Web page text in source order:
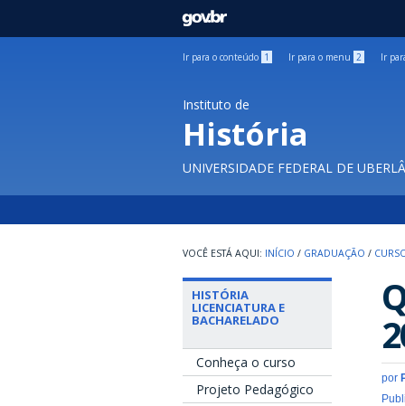
GOVBR
Ir para o conteúdo 1 Ir para o menu 2 Ir
Instituto de
História
UNIVERSIDADE FEDERAL DE
INÍCIO / GRADUAÇÃO /
HISTÓRIA
LICENCIATURA E
BACHARELADO
Conheça o curso
Projeto Pedagógico
por